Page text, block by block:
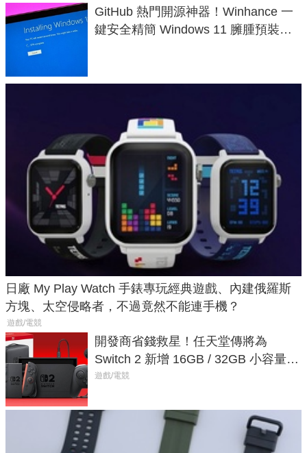
GitHub 熱門開源神器！Winhance 一
鍵安全精簡 Windows 11 臃腫預裝軟
日廠 My Play Watch 手錶專玩經典遊戲、內建俄羅斯
方塊、太空侵略者，不過竟然不能連手機？
遊戲/電競
開發商省錢救星！任天堂傳將為
Switch 2 新增 16GB / 32GB 小容量遊
戲卡的選擇
遊戲/電競